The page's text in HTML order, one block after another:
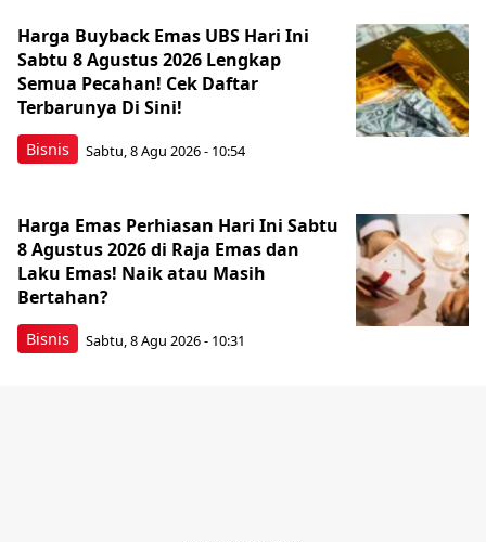
Bisnis
Harga Buyback Emas UBS Hari Ini
Sabtu 8 Agustus 2026 Lengkap
Semua Pecahan! Cek Daftar
Terbarunya Di Sini!
Sabtu, 8 Agu 2026 - 10:54
Bisnis
Harga Emas Perhiasan Hari Ini Sabtu
8 Agustus 2026 di Raja Emas dan
Laku Emas! Naik atau Masih
Bertahan?
Sabtu, 8 Agu 2026 - 10:31